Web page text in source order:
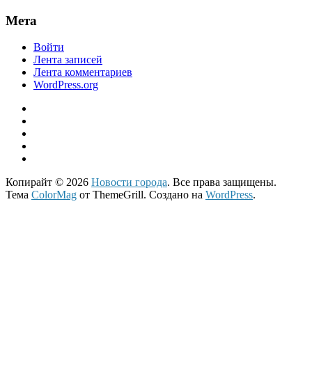
Мета
Войти
Лента записей
Лента комментариев
WordPress.org
Копирайт © 2026 Новости города. Все права защищены.
Тема ColorMag от ThemeGrill. Создано на WordPress.